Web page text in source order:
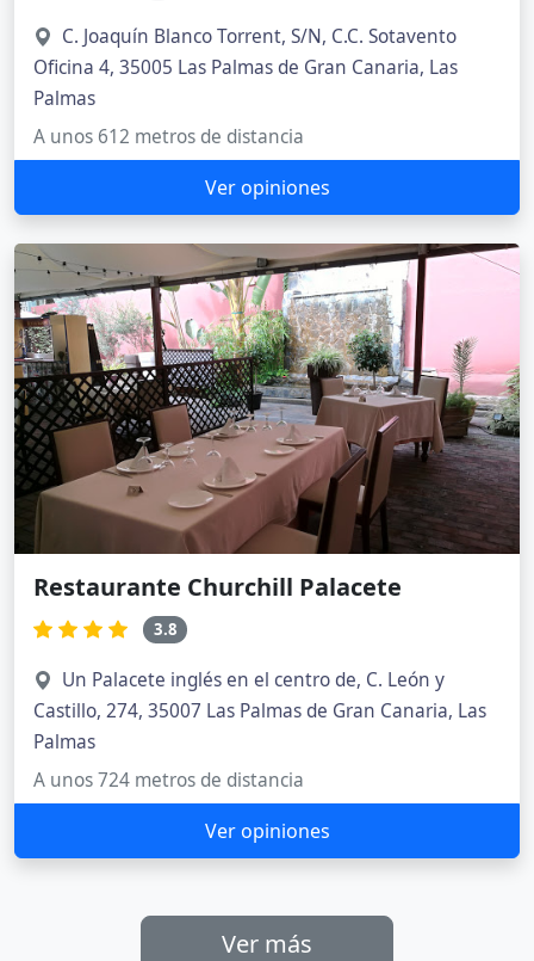
C. Joaquín Blanco Torrent, S/N, C.C. Sotavento
Oficina 4, 35005 Las Palmas de Gran Canaria, Las
Palmas
A unos 612 metros de distancia
Ver opiniones
Restaurante Churchill Palacete
3.8
Un Palacete inglés en el centro de, C. León y
Castillo, 274, 35007 Las Palmas de Gran Canaria, Las
Palmas
A unos 724 metros de distancia
Ver opiniones
Ver más